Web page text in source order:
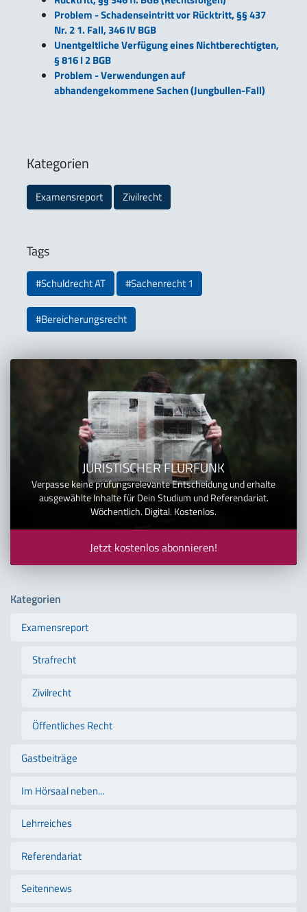
Problem - Schadenseintritt vor Rücktritt, §§ 437
Nr. 2 1. Fall, 346 IV BGB
Unentgeltliche Verfügung eines Nichtberechtigten,
§ 816 I 2 BGB
Problem - Verwendungen auf
abhandengekommene Sachen (Jungbullen-Fall)
Kategorien
Examensreport Zivilrecht
Tags
#Schuldrecht AT #Sachenrecht 1
#Bereicherungsrecht
JURISTISCHER FLURFUNK
Verpasse keine prüfungsrelevante Entscheidung und erhalte
ausgewählte Inhalte für Dein Studium und Referendariat.
Wöchentlich. Digital. Kostenlos.
Jetzt kostenlos abonnieren!
Kategorien
Examensreport
Strafrecht
Zivilrecht
Öffentliches Recht
Gastbeiträge
Im Hörsaal neben...
Lehrreiches
Referendariat
Seitennews